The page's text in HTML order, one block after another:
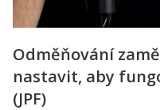
Odměňování
nastavit, aby
(JPF)